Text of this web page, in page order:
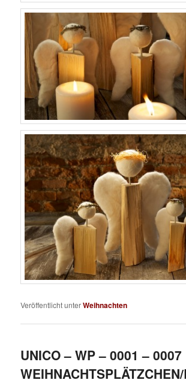
Veröffentlicht unterWeihnachten
UNICO – WP – 0001 – 0007